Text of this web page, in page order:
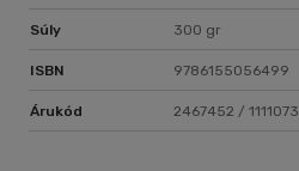
Súly 300 gr
ISBN 9786155056499
Árukód 2467452 / 1111073